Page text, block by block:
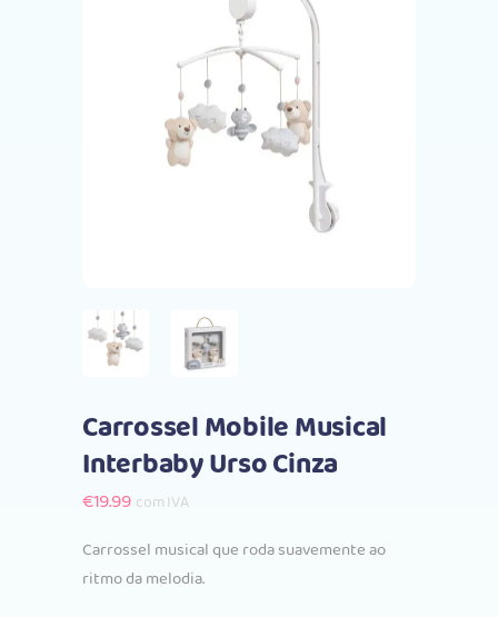
Carrossel Mobile Musical
Interbaby Urso Cinza
€19.99 com IVA
Carrossel musical que roda suavemente ao
ritmo da melodia.